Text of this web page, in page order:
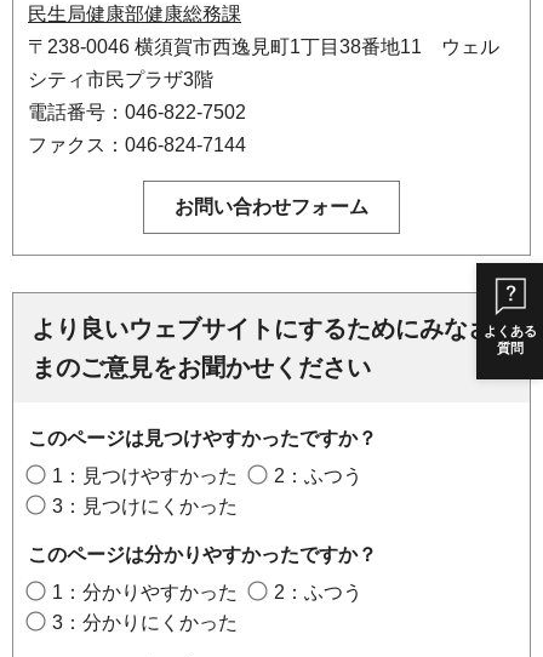
よくある
質問
民生局健康部健康総務課
〒238-0046 横須賀市西逸見町1丁目38番地11 ウェル
シティ市民プラザ3階
電話番号：046-822-7502
ファクス：046-824-7144
より良いウェブサイトにするためにみなさ
まのご意見をお聞かせください
このページは見つけやすかったですか？
1：見つけやすかった
2：ふつう
3：見つけにくかった
このページは分かりやすかったですか？
1：分かりやすかった
2：ふつう
3：分かりにくかった